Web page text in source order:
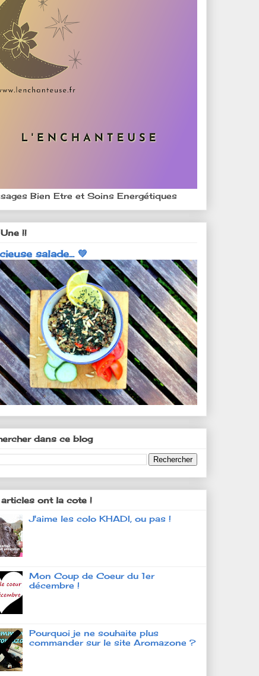
Bien Etre et Soins Energétiques
!!
salade... 💚
dans ce blog
ont la cote !
J'aime les colo KHADI, ou pas !
Mon Coup de Coeur du 1er
décembre !
Pourquoi je ne souhaite plus
commander sur le site Aromazone ?